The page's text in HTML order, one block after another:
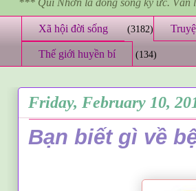
*** Qui Nhơn là dòng sông ký ức. Vẫn
Xã hội đời sống (3182)
Thế giới huyền bí (134)
Friday, February 10,
Bạn biết gì về